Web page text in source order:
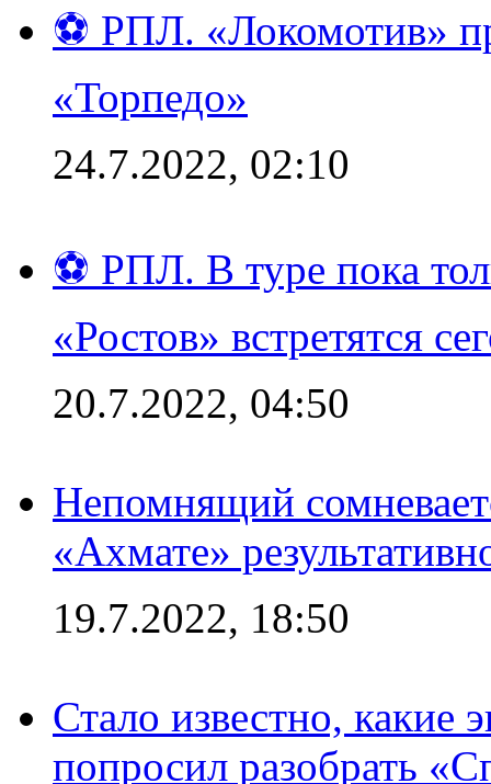
⚽ РПЛ. «Локомотив»
«Торпедо»
24.7.2022, 02:10
⚽ РПЛ. В туре пока
«Ростов» встретятся
20.7.2022, 04:50
Непомнящий
«Ахмате»
19.7.2022, 18:50
Стало известно, какие
попросил разобрать